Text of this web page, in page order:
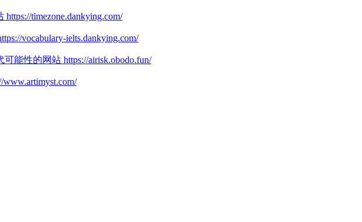
timezone.dankying.com/
vocabulary-ielts.dankying.com/
能性的网站 https://airisk.obodo.fun/